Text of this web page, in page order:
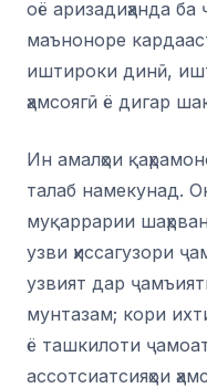
оё аризадиҳанда ба
маъноноре
иштироки динӣ,
ҳамсоягӣ ё дигар
Ин амалҳои
талаб намекунад.
муқаррарии
узви ҳиссагузори
узвият дар
мунтазам; кори
ё ташкилоти
ассотсиатсияҳои